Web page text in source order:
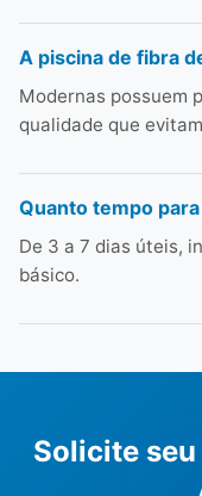
A piscina de fibra
Modernas possuem
qualidade que
Quanto tempo
De 3 a 7 dias úteis,
básico.
Solicite